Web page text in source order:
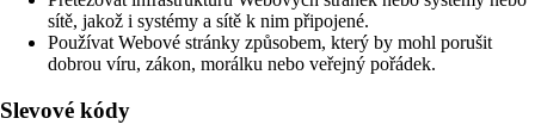
sítě, jakož i systémy a sítě k nim připojené.
Používat Webové stránky způsobem, který by mohl porušit
dobrou víru, zákon, morálku nebo veřejný pořádek.
Slevové kódy